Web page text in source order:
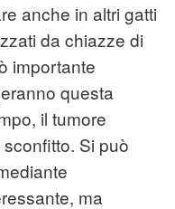
anche in altri gatti
da chiazze di
importante
questa
il tumore
Si può
ma